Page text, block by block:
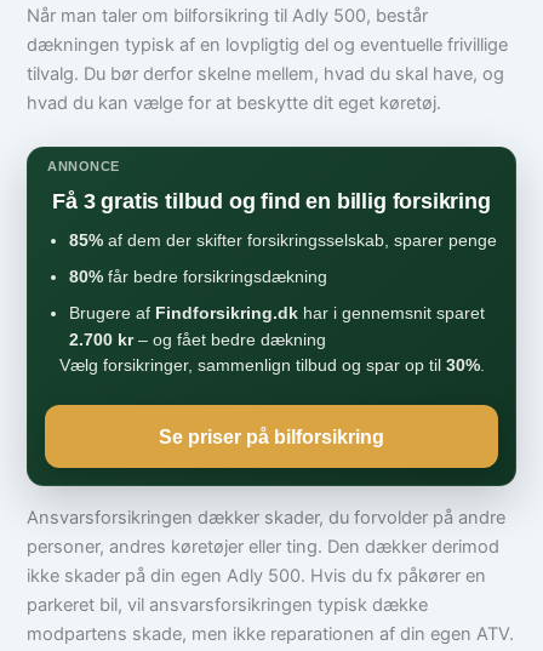
Når man taler om bilforsikring til Adly 500, består
dækningen typisk af en lovpligtig del og eventuelle frivillige
tilvalg. Du bør derfor skelne mellem, hvad du skal have, og
hvad du kan vælge for at beskytte dit eget køretøj.
ANNONCE
Få 3 gratis tilbud og find en billig forsikring
85% af dem der skifter forsikringsselskab, sparer penge
80% får bedre forsikringsdækning
Brugere af Findforsikring.dk har i gennemsnit sparet
2.700 kr– og fået bedre dækning
Vælg forsikringer, sammenlign tilbud og spar op til 30%.
Se priser på bilforsikring
Ansvarsforsikringen dækker skader, du forvolder på andre
personer, andres køretøjer eller ting. Den dækker derimod
ikke skader på din egen Adly 500. Hvis du fx påkører en
parkeret bil, vil ansvarsforsikringen typisk dække
modpartens skade, men ikke reparationen af din egen ATV.